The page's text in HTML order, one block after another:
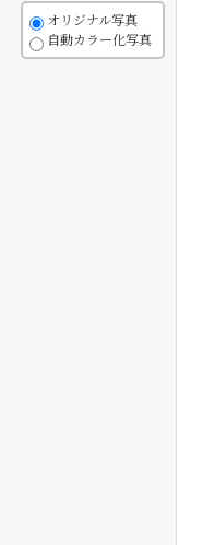
オリジナル写真
自動カラー化写真